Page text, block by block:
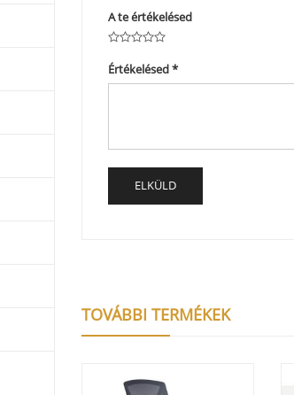
A te értékelésed
Értékelésed*
TOVÁBBI TERMÉKEK